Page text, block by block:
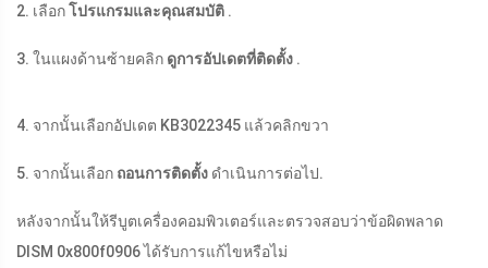
2. เลือกโปรแกรมและคุณสมบัติ .
3. ในแผงด้านซ้ายคลิก ดูการอัปเดตที่ติดตั้ง .
4. จากนั้นเลือกอัปเดต KB3022345 แล้วคลิกขวา
5. จากนั้นเลือก ถอนการติดตั้ง ดำเนินการต่อไป.
หลังจากนั้นให้รีบูตเครื่องคอมพิวเตอร์และตรวจสอบว่าข้อผิดพลาด
DISM 0x800f0906 ได้รับการแก้ไขหรือไม่